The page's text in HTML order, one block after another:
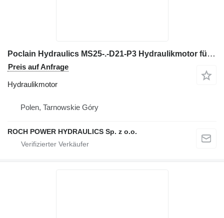
Poclain Hydraulics MS25-.-D21-P3 Hydraulikmotor für Bagger
Preis auf Anfrage
Hydraulikmotor
Polen, Tarnowskie Góry
ROCH POWER HYDRAULICS Sp. z o.o.